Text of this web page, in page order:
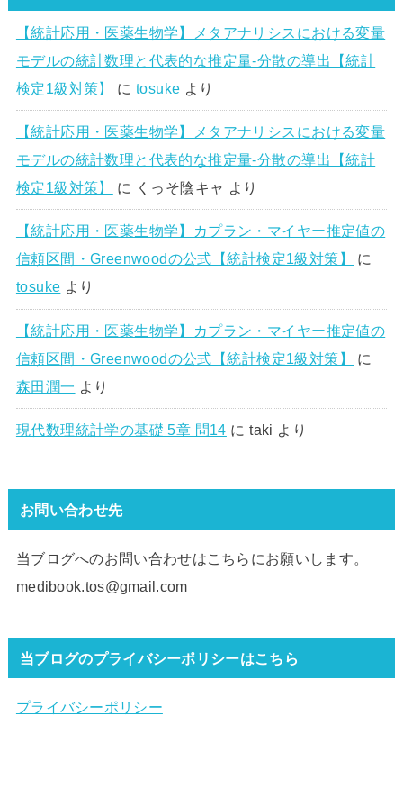
【統計応用・医薬生物学】メタアナリシスにおける変量
モデルの統計数理と代表的な推定量-分散の導出【統計
検定1級対策】
にtosuke より
【統計応用・医薬生物学】メタアナリシスにおける変量
モデルの統計数理と代表的な推定量-分散の導出【統計
検定1級対策】
に くっそ陰キャ より
【統計応用・医薬生物学】カプラン・マイヤー推定値の
信頼区間・Greenwoodの公式【統計検定1級対策】
に
tosuke より
【統計応用・医薬生物学】カプラン・マイヤー推定値の
信頼区間・Greenwoodの公式【統計検定1級対策】
に
森田潤一 より
現代数理統計学の基礎 5章 問14 にtaki より
お問い合わせ先
当ブログへのお問い合わせはこちらにお願いします。
medibook.tos@gmail.com
当ブログのプライバシーポリシーはこちら
プライバシーポリシー